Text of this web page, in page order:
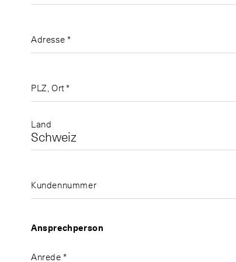
Adresse *
PLZ, Ort *
Land
Kundennummer
Ansprechperson
Anrede *
Nachname
Adresse